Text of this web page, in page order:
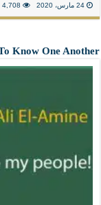
24 مارس، 2020 4,708
Know One Another